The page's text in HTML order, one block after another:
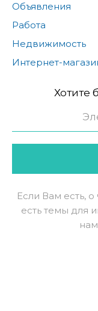
Объявления
Работа
Недвижимость
Интернет-
Хотите
Если Вам есть,
есть темы для